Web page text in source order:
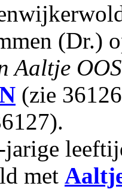
(Dr.)
Aaltje
(zie
met